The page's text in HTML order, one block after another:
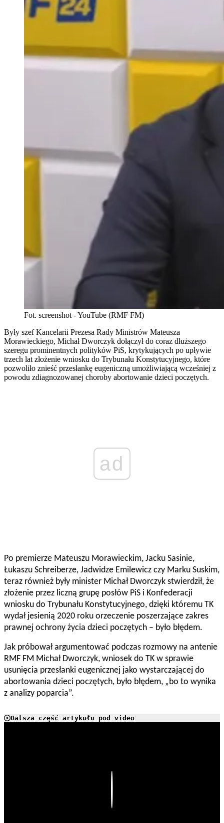
Fot. screenshot - YouTube (RMF FM)
Były szef Kancelarii Prezesa Rady Ministrów Mateusza
Morawieckiego, Michał Dworczyk dołączył do coraz dłuższego
szeregu prominentnych polityków PiS, krytykujących po upływie
trzech lat złożenie wniosku do Trybunału Konstytucyjnego, które
pozwoliło znieść przesłankę eugeniczną umożliwiającą wcześniej z
powodu zdiagnozowanej choroby abortowanie dzieci poczętych.
ad
Po premierze Mateuszu Morawieckim, Jacku Sasinie,
Łukaszu Schreiberze, Jadwidze Emilewicz czy Marku Suskim,
teraz również były minister Michał Dworczyk stwierdził, że
złożenie przez liczną grupę posłów PiS i Konfederacji
wniosku do Trybunału Konstytucyjnego, dzięki któremu TK
wydał jesienią 2020 roku orzeczenie poszerzające zakres
prawnej ochrony życia dzieci poczętych – było błędem.
Jak próbował argumentować podczas rozmowy na antenie
RMF FM Michał Dworczyk, wniosek do TK w sprawie
usunięcia przesłanki eugenicznej jako wystarczającej do
abortowania dzieci poczętych, było błędem, „bo to wynika
z analizy poparcia”.
Dalsza część artykułu pod video